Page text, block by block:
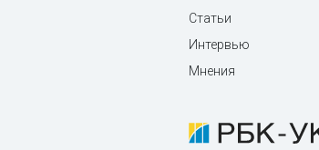
Статьи
Интервью
Мнения